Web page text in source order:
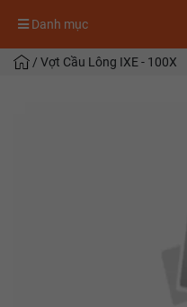
Danh mục
/ Vợt Cầu Lông IXE - 100X